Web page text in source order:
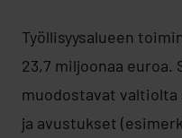
Työllisyysalueen
23,7 miljoonaa euroa.
muodostavat
ja avustukset